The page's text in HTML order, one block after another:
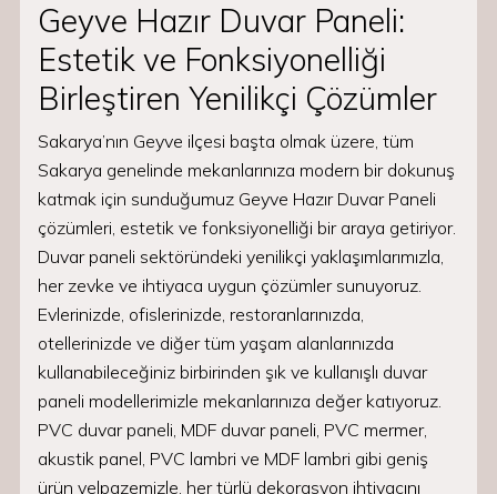
Geyve Hazır Duvar Paneli:
Estetik ve Fonksiyonelliği
Birleştiren Yenilikçi Çözümler
Sakarya’nın Geyve ilçesi başta olmak üzere, tüm
Sakarya genelinde mekanlarınıza modern bir dokunuş
katmak için sunduğumuz Geyve Hazır Duvar Paneli
çözümleri, estetik ve fonksiyonelliği bir araya getiriyor.
Duvar paneli sektöründeki yenilikçi yaklaşımlarımızla,
her zevke ve ihtiyaca uygun çözümler sunuyoruz.
Evlerinizde, ofislerinizde, restoranlarınızda,
otellerinizde ve diğer tüm yaşam alanlarınızda
kullanabileceğiniz birbirinden şık ve kullanışlı duvar
paneli modellerimizle mekanlarınıza değer katıyoruz.
PVC duvar paneli, MDF duvar paneli, PVC mermer,
akustik panel, PVC lambri ve MDF lambri gibi geniş
ürün yelpazemizle, her türlü dekorasyon ihtiyacını